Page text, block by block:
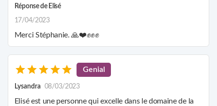
suivie intimiste, ou bien même une simple tentative pour vous
Réponse de Elisé
17/04/2023
Merci Stéphanie. 🙏❤️✊✊✊
Genial
Lysandra 08/03/2023
Elisé est une personne qui excelle dans le domaine de la